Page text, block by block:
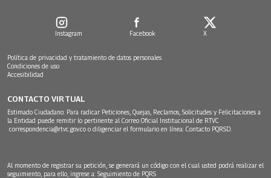
Instagram Facebook X
Política de privacidad y tratamiento de datos personales
Condiciones de uso
Accesibilidad
CONTACTO VIRTUAL
Estimado Ciudadano: Para radicar Peticiones, Quejas, Reclamos, Solicitudes y Felicitaciones a
la Entidad puede remitir lo pertinente al Correo Oficial Institucional de RTVC
correspondencia@rtvc.gov.co o diligenciar el formulario en línea: Contacto PQRSD.
Al momento de registrar su petición, se generará un código con el cual usted podrá realizar el
seguimiento, para ello, ingrese a: Seguimiento de PQRS